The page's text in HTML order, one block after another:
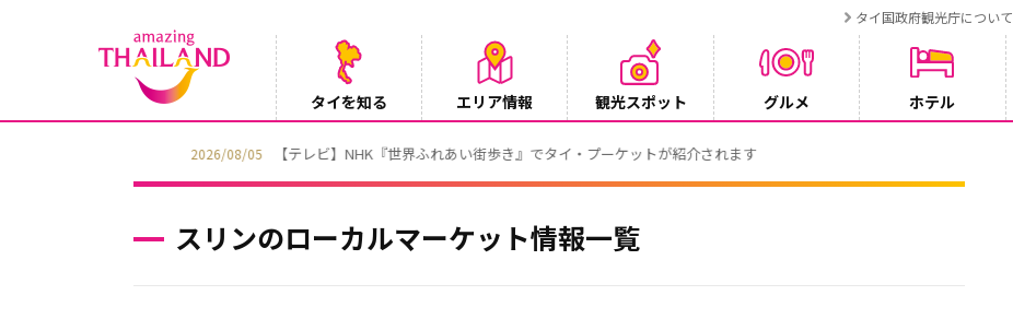
タイ国政府観光庁について
タイを知る エリア情報 観光スポット グルメ ホテル
2026/08/05 【テレビ】NHK『世界ふれあい街歩き』でタイ・プーケットが紹介されます
スリンのローカルマーケット情報一覧